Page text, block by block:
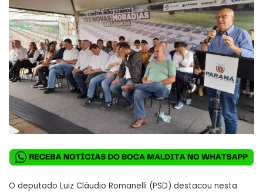
O deputado Luiz Cláudio Romanelli (PSD) destacou nesta